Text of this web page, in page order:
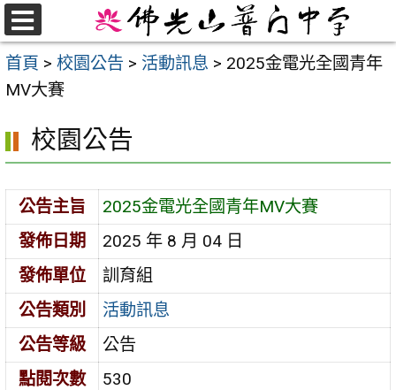
跳
至
主
要
首頁 > 校園公告 > 活動訊息 > 2025金電光全國青年
MV大賽
校園公告
公告主旨
2025金電光全國青年MV大賽
發佈日期
2025 年 8 月 04 日
發佈單位
訓育組
公告類別
活動訊息
公告等級
公告
點閱次數
530
選
單